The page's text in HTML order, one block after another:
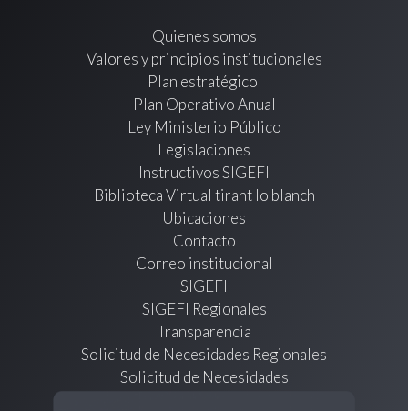
Quienes somos
Valores y principios institucionales
Plan estratégico
Plan Operativo Anual
Ley Ministerio Público
Legislaciones
Instructivos SIGEFI
Biblioteca Virtual tirant lo blanch
Ubicaciones
Contacto
Correo institucional
SIGEFI
SIGEFI Regionales
Transparencia
Solicitud de Necesidades Regionales
Solicitud de Necesidades